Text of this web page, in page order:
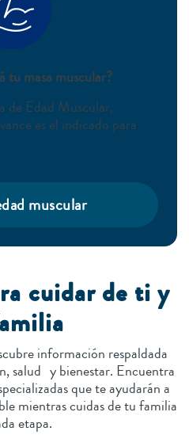
tu masa muscular?
de Edad Muscular,
es el indicado para
muscular
cuidar de ti y
información respaldada
salud y bienestar. Encuentra
que te ayudarán a
mientras cuidas de tu familia
etapa.